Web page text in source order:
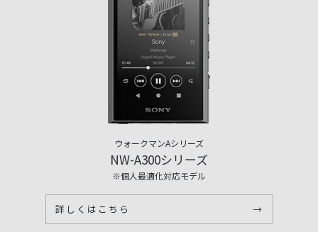
ウォークマンAシリーズ
NW-A300シリーズ
※個人最適化対応モデル
詳しくはこちら →